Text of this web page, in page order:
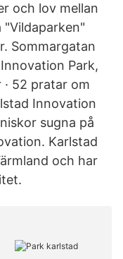
och lov mellan
Sommargatan
Park,
52 pratar om
Innovation
sugna på
Karlstad
och har